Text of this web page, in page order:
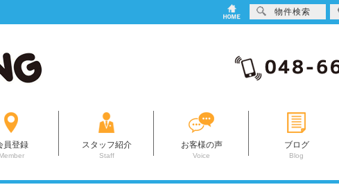
員登録 スタッフ紹介
Staff
お客様の声
Voice
ブログ
Blog
物件検索